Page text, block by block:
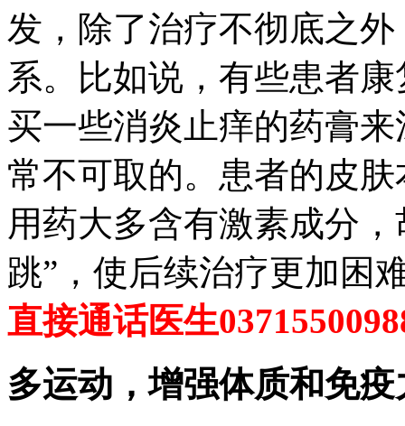
发，除了治疗不彻底之
系。比如说，有些患者
买一些消炎止痒的药膏
常不可取的。患者的皮
用药大多含有激素成分
跳”，使后续治疗更加困
直接通话医生
多运动，增强体质和免疫